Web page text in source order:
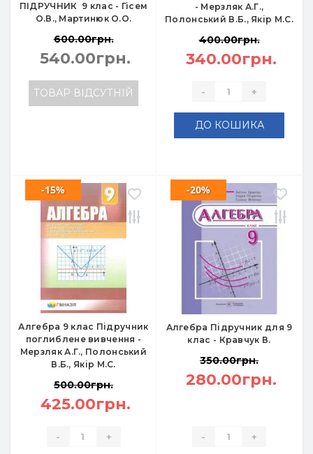
ПІДРУЧНИК 9 клас - Гісем
О.В., Мартинюк О.О.
600.00грн.
540.00грн.
ТОВАР ВІДСУТНІЙ
- Мерзляк А.Г.,
Полонський В.Б., Якір М.С.
400.00грн.
340.00грн.
- +
ДО КОШИКА
Алгебра 9 клас Підручник
поглиблене вивчення -
Мерзляк А.Г., Полонський
В.Б., Якір М.С.
-15%
500.00грн.
425.00грн.
- +
Алгебра Підручник для 9
клас - Кравчук В.
-20%
350.00грн.
280.00грн.
- +